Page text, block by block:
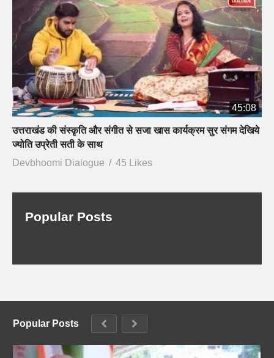
45:08
उत्तराखंड की संस्कृति और संगीत से सजा खास कार्यक्रम सुर संगम देखिये
ज्योति उप्रेती सती के साथ
Devbhoomi Dialogue
45 Likes
Popular Posts
Popular Posts